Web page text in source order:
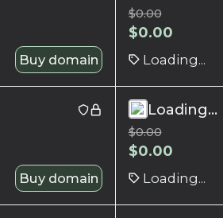
Buy domain
$0.00
$0.00
Loading...
Buy domain
Loading...
$0.00
$0.00
Loading...